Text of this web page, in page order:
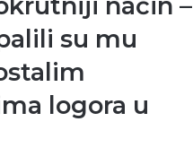
su mu
logora u